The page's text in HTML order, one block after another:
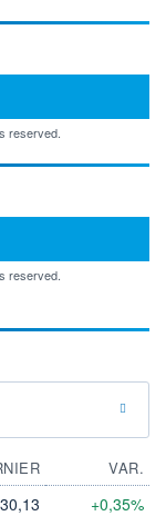
reserved.
reserved.
VAR.
+0,35%